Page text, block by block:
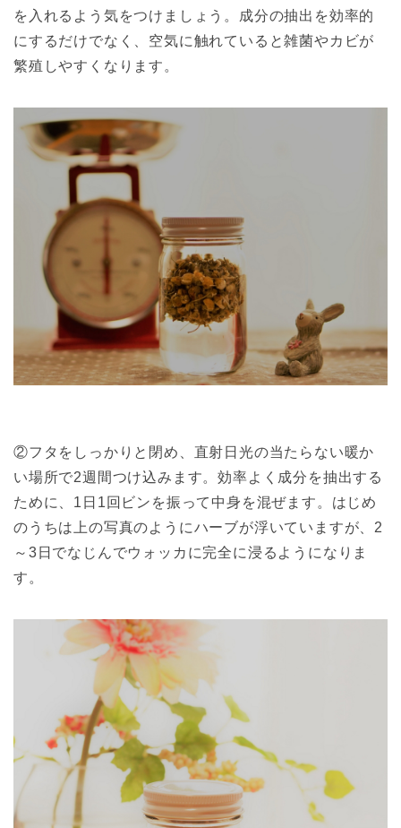
を入れるよう気をつけましょう。成分の抽出を効率的
にするだけでなく、空気に触れていると雑菌やカビが
繁殖しやすくなります。
②フタをしっかりと閉め、直射日光の当たらない暖か
い場所で2週間つけ込みます。効率よく成分を抽出する
ために、1日1回ビンを振って中身を混ぜます。はじめ
のうちは上の写真のようにハーブが浮いていますが、2
～3日でなじんでウォッカに完全に浸るようになりま
す。